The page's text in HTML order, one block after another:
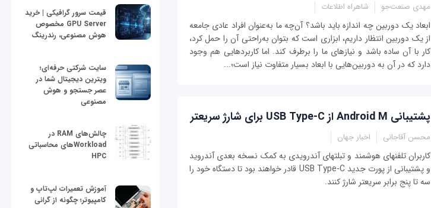
مهدی صنعت‌جو شاهراه اطلاعات
ابعاد یک دوربین چه اندازه باید باشد؟ آن‌چه ما به‌عنوان افراد عادی جامعه
از یک دوربین انتظار داریم، ابزاری است که بتوان به‌راحتی آن را حمل کرد،
کار با آن ساده باشد و نیازهای ما را برطرف کند. اما کاربردهایی هم وجود
دارد که در آن به دوربین‌هایی با ابعاد بسیار متفاوت نیاز است؛...
پشتیبانی Android M از USB Type-C برای شارژ سریع‎تر
محسن آقاجانی اخبار جهان
کاربران تلفن‎های هوشمند و تبلت‎های آندرويدی به کمک نسخه بعدی آندرويد
و پشتیبانی از پورت جدید USB Type-C قادر خواهند بود تا دستگاه خود را
سه تا پنج برابر سريع‎تر شارژ کنند.
قیمت سرور گرافیکی | خرید
GPU Server مخصوص
هوش مصنوعی، رندرینگ
سایت شرکتی حرفه‌ای؛
ویترین دیجیتال شما در
عصر جستجو و هوش
مصنوعی
چالش‌های RAM در
Workloadهای محاسباتی
HPC
آموزش تعمیرات لپ‌تاپ و
کامپیوتر؛ چگونه از گرانی